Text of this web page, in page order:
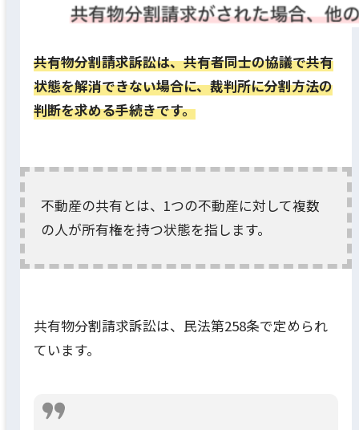
共有物分割請求訴訟は、共有者同士の協議で共有
状態を解消できない場合に、裁判所に分割方法の
判断を求める手続きです。
不動産の共有とは、1つの不動産に対して複数
の人が所有権を持つ状態を指します。
共有物分割請求訴訟は、民法第258条で定められ
ています。